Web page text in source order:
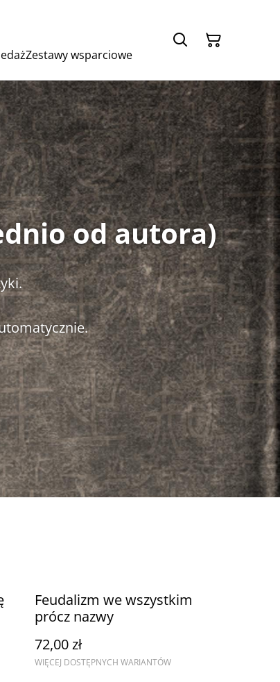
Zestawy wsparciowe
od autora)
Feudalizm we wszystkim
prócz nazwy
72,00 zł
WIĘCEJ DOSTĘPNYCH WARIANTÓW